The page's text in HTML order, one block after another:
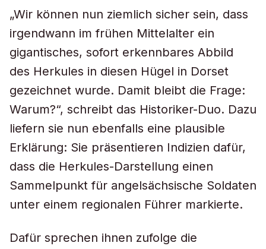
„Wir können nun ziemlich sicher sein, dass
irgendwann im frühen Mittelalter ein
gigantisches, sofort erkennbares Abbild
des Herkules in diesen Hügel in Dorset
gezeichnet wurde. Damit bleibt die Frage:
Warum?“, schreibt das Historiker-Duo. Dazu
liefern sie nun ebenfalls eine plausible
Erklärung: Sie präsentieren Indizien dafür,
dass die Herkules-Darstellung einen
Sammelpunkt für angelsächsische Soldaten
unter einem regionalen Führer markierte.
Dafür sprechen ihnen zufolge die